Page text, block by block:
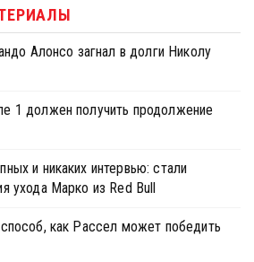
Алонсо загнал в долги Николу
1 должен получить продолжение
и никаких интервью: стали
ухода Марко из Red Bull
как Рассел может победить